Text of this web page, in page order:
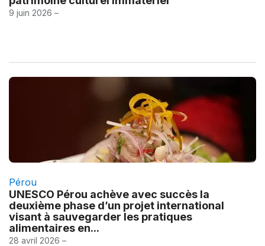
9 juin 2026 –
Pérou
UNESCO Pérou achève avec succès la
deuxième phase d’un projet international
visant à sauvegarder les pratiques
alimentaires en...
28 avril 2026 –